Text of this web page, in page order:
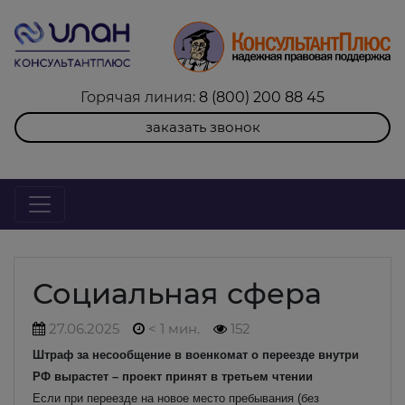
Горячая линия: 8 (800) 200 88 45
заказать звонок
Социальная сфера
27.06.2025 < 1 мин. 152
Штраф за несообщение в военкомат о переезде внутри
РФ вырастет – проект принят в третьем чтении
Если при переезде на новое место пребывания (без